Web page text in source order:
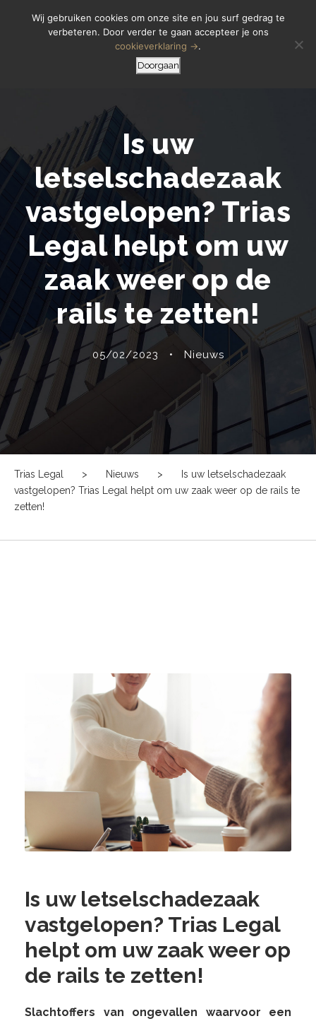
Letselschade Melden 06 14 200 440
Is uw
letselschadezaak
vastgelopen? Trias
Legal helpt om uw
zaak weer op de
rails te zetten!
05/02/2023 • Nieuws
Trias Legal > Nieuws >
Is uw letselschadezaak
vastgelopen? Trias Legal helpt om uw zaak weer op de rails te
zetten!
Is uw letselschadezaak
vastgelopen? Trias Legal
helpt om uw zaak weer op
de rails te zetten!
Slachtoffers van ongevallen waarvoor een
Wij gebruiken cookies om onze site en jou surf gedrag te
verbeteren. Door verder te gaan accepteer je ons
cookieverklaring →.
Doorgaan